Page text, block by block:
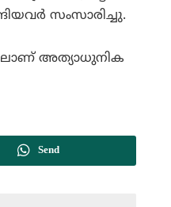
സംസാരിച്ചു.
അത്യാധുനിക
Send